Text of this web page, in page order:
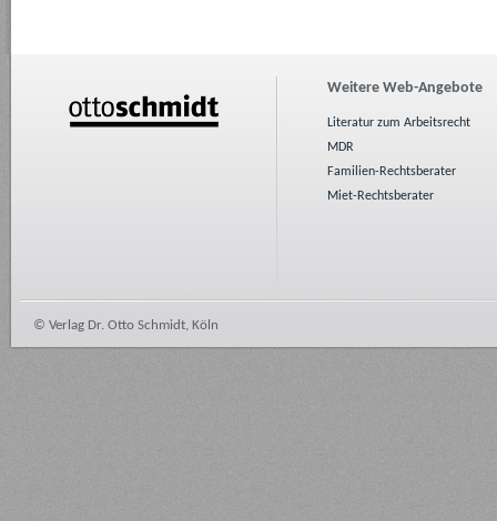
Weitere Web-Angebote
Literatur zum Arbeitsrecht
MDR
Familien-Rechtsberater
Miet-Rechtsberater
© Verlag Dr. Otto Schmidt, Köln